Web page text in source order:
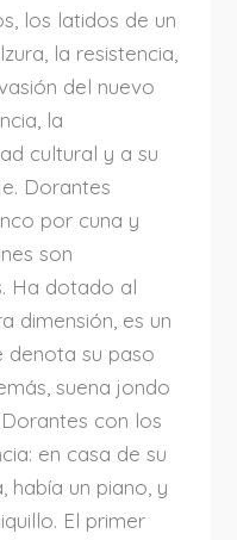
los latidos de un
la resistencia,
del nuevo
la
cultural y a su
Dorantes
por cuna y
son
Ha dotado al
dimensión, es un
denota su paso
suena jondo
con los
en casa de su
había un piano, y
El primer